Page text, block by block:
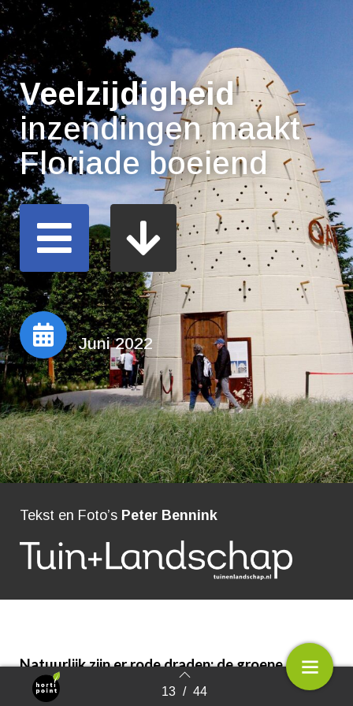
Terug naar overzicht 13 / 44
Veelzijdigheid
inzendingen maakt
Floriade boeiend
Juni 2022
Tekst en Foto’s Peter Bennink
Natuurlijk zijn er rode draden: de groene stad,
klimaatverandering en biodiversiteit zijn